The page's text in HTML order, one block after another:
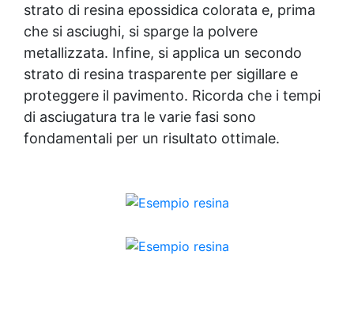
strato di resina epossidica colorata e, prima
che si asciughi, si sparge la polvere
metallizzata. Infine, si applica un secondo
strato di resina trasparente per sigillare e
proteggere il pavimento. Ricorda che i tempi
di asciugatura tra le varie fasi sono
fondamentali per un risultato ottimale.